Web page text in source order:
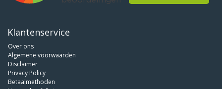
Klantenservice
Over ons
Algemene voorwaarden
Disclaimer
Privacy Policy
Betaalmethoden